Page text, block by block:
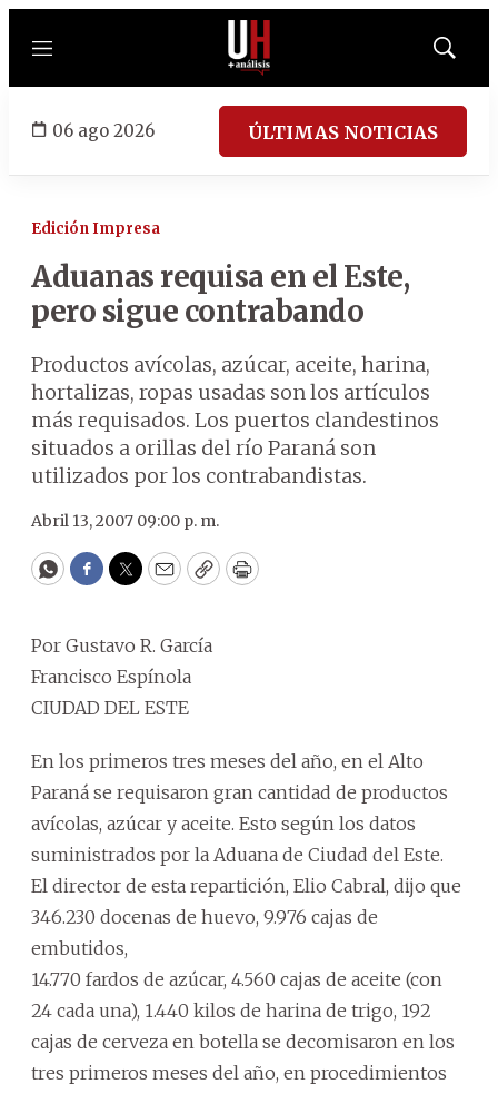
Menú
Mostrar
06 ago 2026 ÚLTIMAS NOTICIAS
Edición Impresa
Aduanas requisa en el Este,
pero sigue contrabando
Productos avícolas, azúcar, aceite, harina,
hortalizas, ropas usadas son los artículos
más requisados. Los puertos clandestinos
situados a orillas del río Paraná son
utilizados por los contrabandistas.
Abril 13, 2007 09:00 p. m.
WhatsApp
Facebook
Twitter
EmailCopyPrint
Por Gustavo R. García
Francisco Espínola
CIUDAD DEL ESTE
En los primeros tres meses del año, en el Alto
Paraná se requisaron gran cantidad de productos
avícolas, azúcar y aceite. Esto según los datos
suministrados por la Aduana de Ciudad del Este.
El director de esta repartición, Elio Cabral, dijo que
346.230 docenas de huevo, 9.976 cajas de
embutidos,
14.770 fardos de azúcar, 4.560 cajas de aceite (con
24 cada una), 1.440 kilos de harina de trigo, 192
cajas de cerveza en botella se decomisaron en los
tres primeros meses del año, en procedimientos